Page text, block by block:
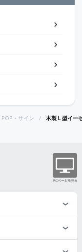
POP・サイン 木製Ｌ型イ